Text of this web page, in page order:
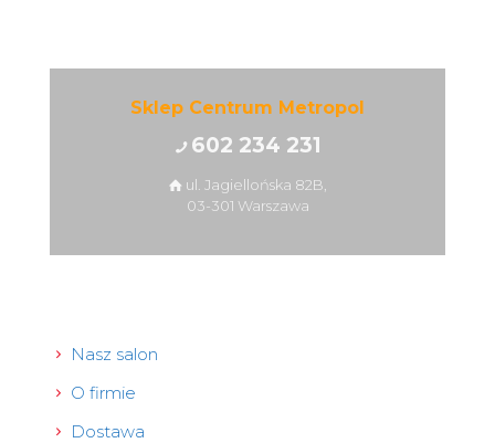
Sklep Centrum Metropol
602 234 231
ul. Jagiellońska 82B,
03-301 Warszawa
Nasz salon
O firmie
Dostawa